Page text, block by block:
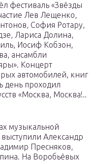
фестиваль «Звёзды
Лев Лещенко,
София Ротару,
Лариса Долина,
Иосиф Кобзон,
ансамбли
Концерт
автомобилей, книг
день проходил
«Москва, Москва!..
музыкальной
Александр
Пресняков,
На Воробьёвых